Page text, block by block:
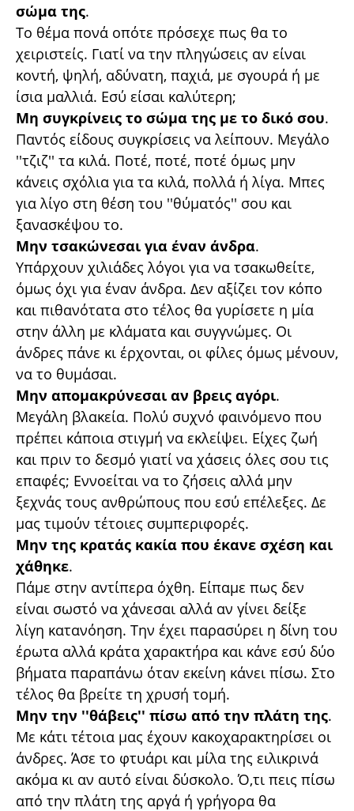
σώμα της.
Το θέμα πονά οπότε πρόσεχε πως θα το
χειριστείς. Γιατί να την πληγώσεις αν είναι
κοντή, ψηλή, αδύνατη, παχιά, με σγουρά ή με
ίσια μαλλιά. Εσύ είσαι καλύτερη;
Μη συγκρίνεις το σώμα της με το δικό σου.
Παντός είδους συγκρίσεις να λείπουν. Μεγάλο
''τζιζ'' τα κιλά. Ποτέ, ποτέ, ποτέ όμως μην
κάνεις σχόλια για τα κιλά, πολλά ή λίγα. Μπες
για λίγο στη θέση του ''θύματός'' σου και
ξανασκέψου το.
Μην τσακώνεσαι για έναν άνδρα.
Υπάρχουν χιλιάδες λόγοι για να τσακωθείτε,
όμως όχι για έναν άνδρα. Δεν αξίζει τον κόπο
και πιθανότατα στο τέλος θα γυρίσετε η μία
στην άλλη με κλάματα και συγγνώμες. Οι
άνδρες πάνε κι έρχονται, οι φίλες όμως μένουν,
να το θυμάσαι.
Μην απομακρύνεσαι αν βρεις αγόρι.
Μεγάλη βλακεία. Πολύ συχνό φαινόμενο που
πρέπει κάποια στιγμή να εκλείψει. Είχες ζωή
και πριν το δεσμό γιατί να χάσεις όλες σου τις
επαφές; Εννοείται να το ζήσεις αλλά μην
ξεχνάς τους ανθρώπους που εσύ επέλεξες. Δε
μας τιμούν τέτοιες συμπεριφορές.
Μην της κρατάς κακία που έκανε σχέση και
χάθηκε.
Πάμε στην αντίπερα όχθη. Είπαμε πως δεν
είναι σωστό να χάνεσαι αλλά αν γίνει δείξε
λίγη κατανόηση. Την έχει παρασύρει η δίνη του
έρωτα αλλά κράτα χαρακτήρα και κάνε εσύ δύο
βήματα παραπάνω όταν εκείνη κάνει πίσω. Στο
τέλος θα βρείτε τη χρυσή τομή.
Μην την ''θάβεις'' πίσω από την πλάτη της.
Με κάτι τέτοια μας έχουν κακοχαρακτηρίσει οι
άνδρες. Άσε το φτυάρι και μίλα της ειλικρινά
ακόμα κι αν αυτό είναι δύσκολο. Ό,τι πεις πίσω
από την πλάτη της αργά ή γρήγορα θα